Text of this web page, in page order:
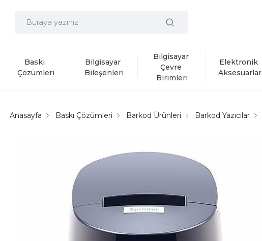
Baskı
Çözümleri
Bilgisayar
Bileşenleri
Bilgisayar
Çevre
Birimleri
Elektronik
Aksesuarlar
Anasayfa Baskı Çözümleri Barkod Ürünleri Barkod Yazıcılar